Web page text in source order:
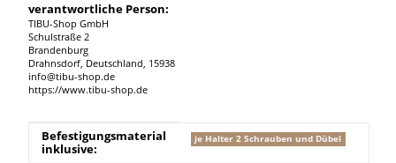
verantwortliche Person:
TIBU-Shop GmbH
Schulstraße 2
Brandenburg
Drahnsdorf, Deutschland, 15938
info@tibu-shop.de
https://www.tibu-shop.de
Produkteigenschaft
Wert
Befestigungsmaterial
inklusive:
je Halter 2 Schrauben und Dübel